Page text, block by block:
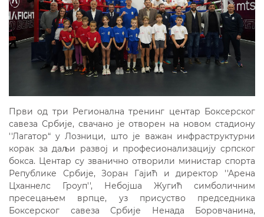
Први од три Регионална тренинг центар Боксерског
савеза Србије, свачано је отворен на новом стадиону
''Лагатор“ у Лозници, што је важан инфраструктурни
корак за даљи развој и професионализацију српског
бокса. Центар су званично отворили министар спорта
Републике Србије, Зоран Гајић и директор ''Арена
Цханнелс Гроуп'', Небојша Жугић симболичним
пресецањем врпце, уз присуство председника
Боксерског савеза Србије Ненада Боровчанина,